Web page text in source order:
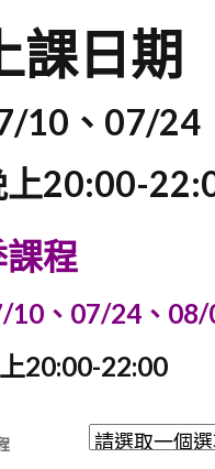
課日期
10、07/24
上20:00-
課程
10、07/24、
20:00-22:00